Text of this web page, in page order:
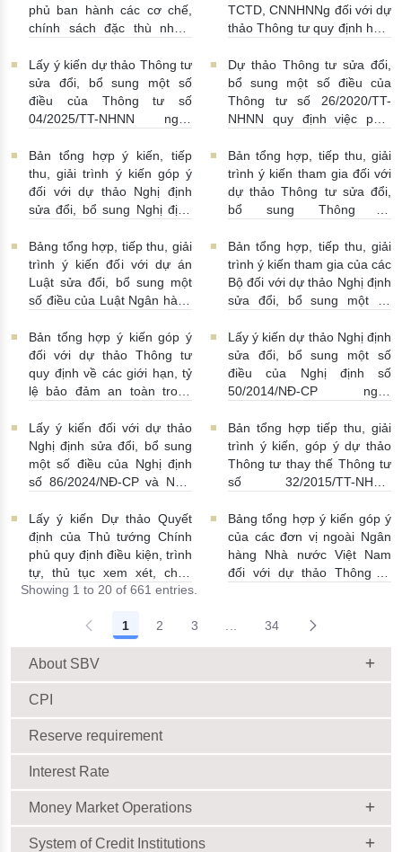
phủ ban hành các cơ chế,
chính sách đặc thù nhằm
pháp luật về phòng, chống
rửa tiền nhằm đáp ứng yêu
cầu cấp bách trong thực
hiện cam kết quốc tế về trao
về thuế
22/07/2026 |
14:54:00
TCTD, CNNHNNg đối với dự
thảo Thông tư quy định hoạt
nhận tiền gửi, mua, bán có
kỳ hạn GTCG giữa các
TCTD, CNNHNNg
20/07/2026 | 09:32:00
Lấy ý kiến dự thảo Thông tư
sửa đổi, bổ sung một số
điều của Thông tư số
04/2025/TT-NHNN ngày
định thời hạn lưu trữ hồ sơ,
tài liệu ngành Ngân hàng
16/07/2026 | 10:00:00
Dự thảo Thông tư sửa đổi,
bổ sung một số điều của
Thông tư số 26/2020/TT-
NHNN quy định việc phát
của Ngân hàng Nhà nước
16/07/2026 | 09:41:00
Bản tổng hợp ý kiến, tiếp
thu, giải trình ý kiến góp ý
đối với dự thảo Nghị định
sửa đổi, bổ sung Nghị định
13/07/2026 | 16:00:00
Bản tổng hợp, tiếp thu, giải
trình ý kiến tham gia đối với
dự thảo Thông tư sửa đổi,
bổ sung Thông tư
13/07/2026 | 02:19:00
Bảng tổng hợp, tiếp thu, giải
trình ý kiến đối với dự án
Luật sửa đổi, bổ sung một
số điều của Luật Ngân hàng
Phòng, chống rửa tiền và
Luật Các tổ chức tín dụng
08/07/2026 | 11:21:00
Bản tổng hợp, tiếp thu, giải
trình ý kiến tham gia của các
Bộ đối với dự thảo Nghị định
sửa đổi, bổ sung một số
58/2021/NĐ-CP
07/07/2026
| 15:01:00
Bản tổng hợp ý kiến góp ý
đối với dự thảo Thông tư
quy định về các giới hạn, tỷ
lệ bảo đảm an toàn trong
thương mại, chi nhánh ngân
hàng nước ngoài
25/06/2026 | 16:00:00
Lấy ý kiến dự thảo Nghị định
sửa đổi, bổ sung một số
điều của Nghị định số
50/2014/NĐ-CP ngày
ngoại hối nhà nước
23/06/2026 | 08:00:00
Lấy ý kiến đối với dự thảo
Nghị định sửa đổi, bổ sung
một số điều của Nghị định
số 86/2024/NĐ-CP và Nghị
22/06/2026 | 09:13:00
Bản tổng hợp tiếp thu, giải
trình ý kiến, góp ý dự thảo
Thông tư thay thế Thông tư
số 32/2015/TT-NHNN
Lấy ý kiến Dự thảo Quyết
định của Thủ tướng Chính
phủ quy định điều kiện, trình
tự, thủ tục xem xét, chấp
thuận cho Tổ chức kinh tế
lãnh cho người không cư trú
18/06/2026 | 15:57:00
Bảng tổng hợp ý kiến góp ý
của các đơn vị ngoài Ngân
hàng Nhà nước Việt Nam
đối với dự thảo Thông tư
định về chế độ báo cáo định
kỳ NHNN Việt Nam
Showing 1 to 20 of 661 entries.
1 2 3 Intermediate Pages Use
34
About SBV
CPI
Reserve requirement
Interest Rate
Money Market Operations
System of Credit Institutions